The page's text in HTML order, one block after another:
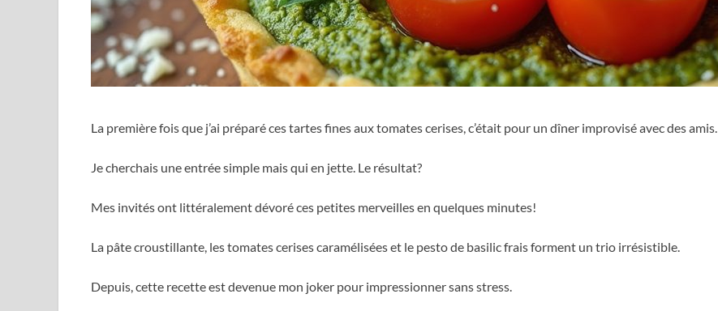
La première fois que j’ai préparé ces tartes fines aux tomates cerises, c’était pour un dîner improvisé avec des amis.
Je cherchais une entrée simple mais qui en jette. Le résultat?
Mes invités ont littéralement dévoré ces petites merveilles en quelques minutes!
La pâte croustillante, les tomates cerises caramélisées et le pesto de basilic frais forment un trio irrésistible.
Depuis, cette recette est devenue mon joker pour impressionner sans stress.